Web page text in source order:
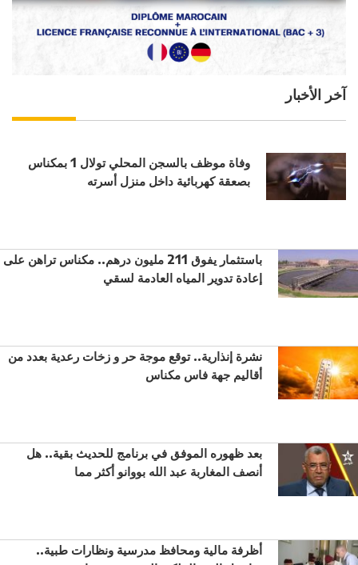
آخر الأخبار
وفاة موظف بالسجن المحلي تولال 1 بمكناس
بصعقة كهربائية داخل منزل أسرته
باستثمار يفوق 211 مليون درهم.. مكناس تراهن على
إعادة تدوير المياه العادمة لسقي
نشرة إنذارية.. توقع موجة حر و زخات رعدية بعدد من
أقاليم جهة فاس مكناس
بعد ظهوره الموفق في برنامج للحديث بقية.. هل
أنصف المغاربة عبد الله بووانو أكثر مما
أظرفة مالية ومحافظ مدرسية ونظارات طبية..